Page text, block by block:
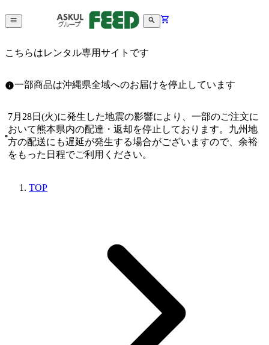
こちらはレンタル専用サイトです
一部商品は沖縄県全域へのお届けを停止しています
7月28日(火)に発生した地震の影響により、一部のご注文に
おいて熊本県内の配達・返却を停止しております。九州地
方の配送にも遅延が発生する場合がございますので、余裕
をもった日程でご利用ください。
TOP